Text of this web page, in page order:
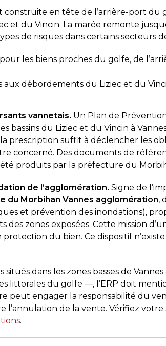
construite en tête de l’arrière-port du
et du Vincin. La marée remonte
de risques dans certains secteurs
pour les biens proches du golfe, de
aux débordements du Liziec et du
vannetais. Un Plan de
bassins du Liziec et du Vincin à
prescription suffit à déclencher les
concerné. Des documents de
produits par la préfecture du
de l’agglomération. Signe de
du Morbihan Vannes agglomération,
et prévention des inondations),
des zones exposées. Cette mission
protection du bien. Ce dispositif
situés dans les zones basses de
littorales du golfe —, l’ERP doit
peut engager la responsabilité du
de la vente. Vérifiez votre
.